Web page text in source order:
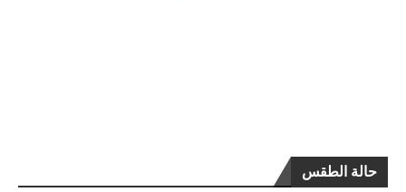
حالة الطقس